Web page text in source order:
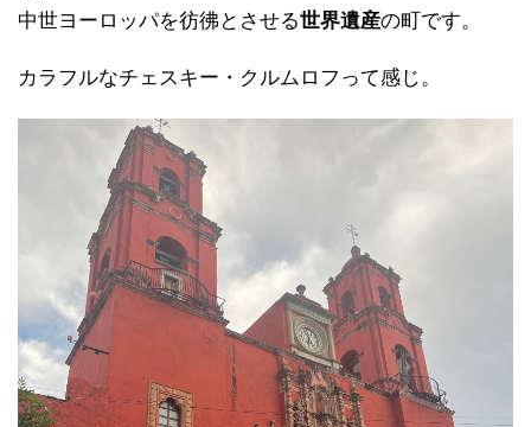
中世ヨーロッパを彷彿とさせる世界遺産の町です。
カラフルなチェスキー・クルムロフって感じ。